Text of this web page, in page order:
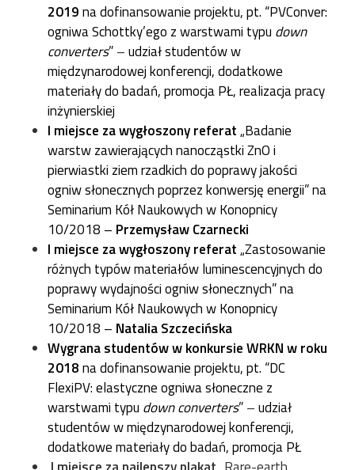
2019na dofinansowanie projektu, pt. “PVConver:
ogniwa Schottky’ego z warstwami typu down
converters”–udział studentów w
międzynarodowej konferencji, dodatkowe
materiały do badań, promocja PŁ, realizacja pracy
inżynierskiej
I miejsce za wygłoszony referat„Badanie
warstw zawierających nanocząstki ZnOi
pierwiastki ziem rzadkich do poprawy jakości
ogniw słonecznych poprzez konwersję energii” na
Seminarium Kół Naukowych w Konopnicy
10/2018 – Przemysław Czarnecki
I miejsce za wygłoszony referat„Zastosowanie
różnych typów materiałów luminescencyjnych do
poprawy wydajności ogniw słonecznych” na
Seminarium Kół Naukowych w Konopnicy
10/2018 – Natalia Szczecińska
Wygrana studentów w konkursie WRKN w roku
2018na dofinansowanie projektu, pt. “DC
FlexiPV: elastyczne ogniwa słoneczne z
warstwami typu down converters”–udział
studentów w międzynarodowej konferencji,
dodatkowe materiały do badań, promocja PŁ